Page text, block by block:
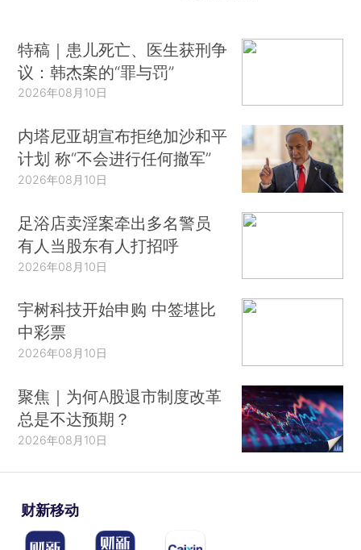
特稿｜患儿死亡、医生获刑争
议：韩杰案的“罪与罚”
2026年08月10日
内塔尼亚胡宣布拒绝加沙和平
计划 称“不会进行任何撤军”
2026年08月10日
足浴店卖淫案牵出多名警员
有人当股东有人打招呼
2026年08月10日
宇树科技开始申购 中签堪比
中彩票
2026年08月10日
聚焦｜为何A股退市制度改革
总是不达预期？
2026年08月10日
财新移动